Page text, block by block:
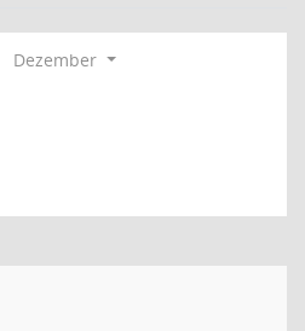
Dezember